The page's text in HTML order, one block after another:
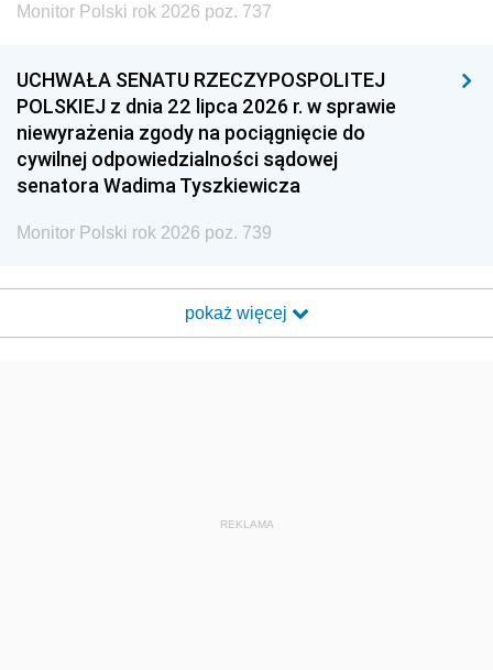
Monitor Polski rok 2026 poz. 737
UCHWAŁA SENATU RZECZYPOSPOLITEJ
POLSKIEJ z dnia 22 lipca 2026 r. w sprawie
niewyrażenia zgody na pociągnięcie do
cywilnej odpowiedzialności sądowej
senatora Wadima Tyszkiewicza
Monitor Polski rok 2026 poz. 739
pokaż więcej
REKLAMA